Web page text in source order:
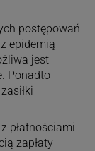
postępowań
epidemią
jest
Ponadto
płatnościami
zapłaty